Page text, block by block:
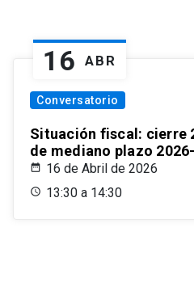
16 ABR
Conversatorio
Situación fiscal: cierre
de mediano plazo
16 de Abril de 2026
13:30 a 14:30